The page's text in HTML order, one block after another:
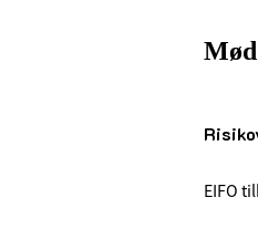
EIFO